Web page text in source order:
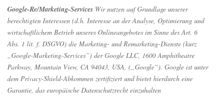
Google-Re/Marketing-Services Wir nutzen auf Grundlage unserer
berechtigten Interessen (d.h. Interesse an der Analyse, Optimierung und
wirtschaftlichem Betrieb unseres Onlineangebotes im Sinne des Art. 6
Abs. 1 lit. f. DSGVO) die Marketing- und Remarketing-Dienste (kurz
„Google-Marketing-Services”) der Google LLC, 1600 Amphitheatre
Parkway, Mountain View, CA 94043, USA, („Google“). Google ist unter
dem Privacy-Shield-Abkommen zertifiziert und bietet hierdurch eine
Garantie, das europäische Datenschutzrecht einzuhalten